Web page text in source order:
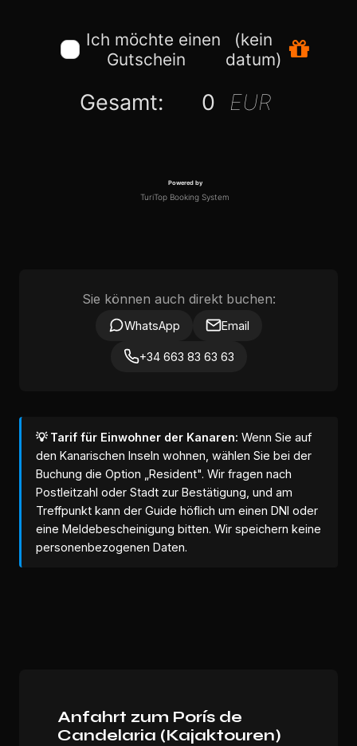
Sie können auch direkt buchen:
WhatsApp Email
+34 663 83 63 63
💡 Tarif für Einwohner der Kanaren: Wenn Sie auf
den Kanarischen Inseln wohnen, wählen Sie bei der
Buchung die Option „Resident". Wir fragen nach
Postleitzahl oder Stadt zur Bestätigung, und am
Treffpunkt kann der Guide höflich um einen DNI oder
eine Meldebescheinigung bitten. Wir speichern keine
personenbezogenen Daten.
Anfahrt zum Porís de
Candelaria (Kajaktouren)